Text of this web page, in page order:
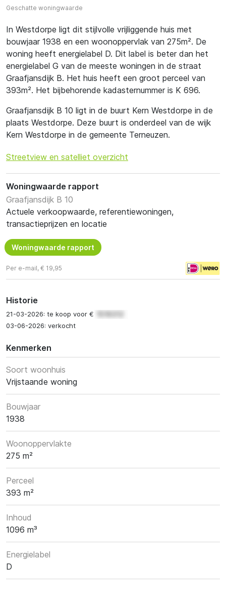
Geschatte woningwaarde
In Westdorpe ligt dit stijlvolle vrijliggende huis met
bouwjaar 1938 en een woonoppervlak van 275m². De
woning heeft energielabel D. Dit label is beter dan het
energielabel G van de meeste woningen in de straat
Graafjansdijk B. Het huis heeft een groot perceel van
393m². Het bijbehorende kadasternummer is K 696.
Graafjansdijk B 10 ligt in de buurt Kern Westdorpe in de
plaats Westdorpe. Deze buurt is onderdeel van de wijk
Kern Westdorpe in de gemeente Terneuzen.
Streetview en satelliet overzicht
Woningwaarde rapport
Graafjansdijk B 10
Actuele verkoopwaarde, referentiewoningen,
transactieprijzen en locatie
Woningwaarde rapport
Per e-mail, € 19,95
Historie
21-03-2026: te koop voor €
03-06-2026: verkocht
Kenmerken
Soort woonhuis
Vrijstaande woning
Bouwjaar
1938
Woonoppervlakte
275 m²
Perceel
393 m²
Inhoud
1096 m³
Energielabel
D